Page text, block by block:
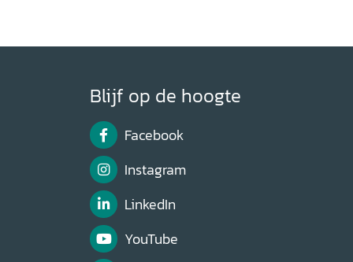
Blijf op de hoogte
Facebook
Instagram
LinkedIn
YouTube